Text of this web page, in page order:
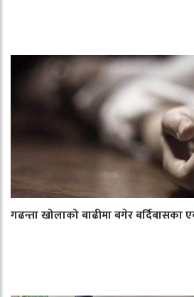
गढन्ता खोलाको बाढीमा बगेर बर्दिबासका